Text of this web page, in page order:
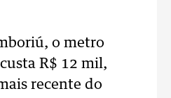
o metro
R$ 12 mil,
recente do